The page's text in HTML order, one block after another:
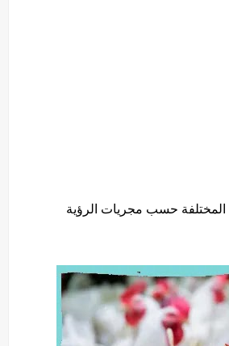
المختلفة حسب مجريات الرؤية